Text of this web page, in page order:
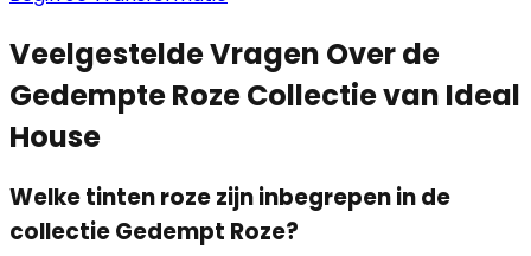
Veelgestelde Vragen Over de
Gedempte Roze Collectie van Ideal
House
Welke tinten roze zijn inbegrepen in de
collectie Gedempt Roze?